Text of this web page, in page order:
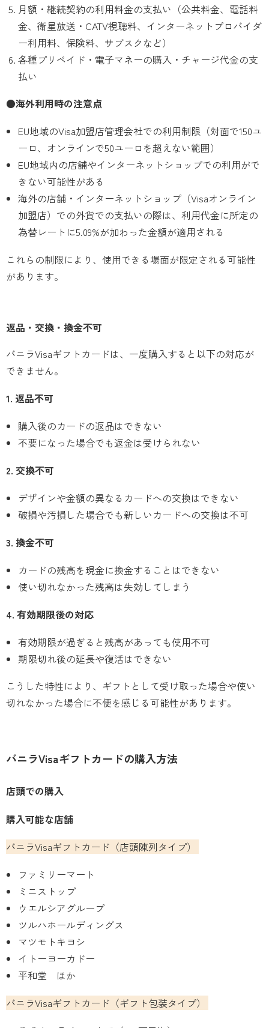
月額・継続契約の利用料金の支払い（公共料金、電話料
金、衛星放送・CATV視聴料、インターネットプロバイダ
ー利用料、保険料、サブスクなど）
各種プリペイド・電子マネーの購入・チャージ代金の支
払い
●海外利用時の注意点
EU地域のVisa加盟店管理会社での利用制限（対面で150ユ
ーロ、オンラインで50ユーロを超えない範囲）
EU地域内の店舗やインターネットショップでの利用がで
きない可能性がある
海外の店舗・インターネットショップ（Visaオンライン
加盟店）での外貨での支払いの際は、利用代金に所定の
為替レートに5.09%が加わった金額が適用される
これらの制限により、使用できる場面が限定される可能性
があります。
返品・交換・換金不可
バニラVisaギフトカードは、一度購入すると以下の対応が
できません。
1. 返品不可
購入後のカードの返品はできない
不要になった場合でも返金は受けられない
2. 交換不可
デザインや金額の異なるカードへの交換はできない
破損や汚損した場合でも新しいカードへの交換は不可
3. 換金不可
カードの残高を現金に換金することはできない
使い切れなかった残高は失効してしまう
4. 有効期限後の対応
有効期限が過ぎると残高があっても使用不可
期限切れ後の延長や復活はできない
こうした特性により、ギフトとして受け取った場合や使い
切れなかった場合に不便を感じる可能性があります。
バニラVisaギフトカードの購入方法
店頭での購入
購入可能な店舗
バニラVisaギフトカード（店頭陳列タイプ）
ファミリーマート
ミニストップ
ウエルシアグループ
ツルハホールディングス
マツモトキヨシ
イトーヨーカドー
平和堂 ほか
バニラVisaギフトカード（ギフト包装タイプ）